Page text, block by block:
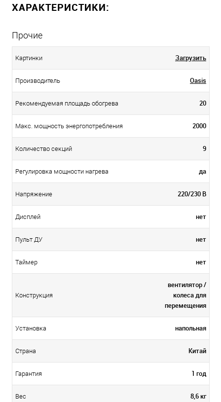
ХАРАКТЕРИСТИКИ:
Прочие
Картинки Загрузить
Производитель Oasis
Рекомендуемая площадь обогрева 20
Макс. мощность энергопотребления 2000
Количество секций 9
Регулировка мощности нагрева да
Напряжение 220/230 В
Дисплей нет
Пульт ДУ нет
Таймер нет
Конструкция
вентилятор /
колеса для
перемещения
Установка напольная
Страна Китай
Гарантия 1 год
Вес 8,6 кг